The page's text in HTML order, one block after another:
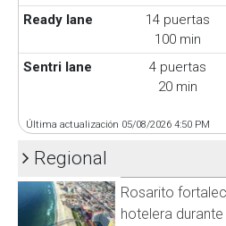
Ready lane
14 puertas
100 min
Sentri lane
4 puertas
20 min
Última actualización 05/08/2026 4:50 PM
Regional
Rosarito
hotelera